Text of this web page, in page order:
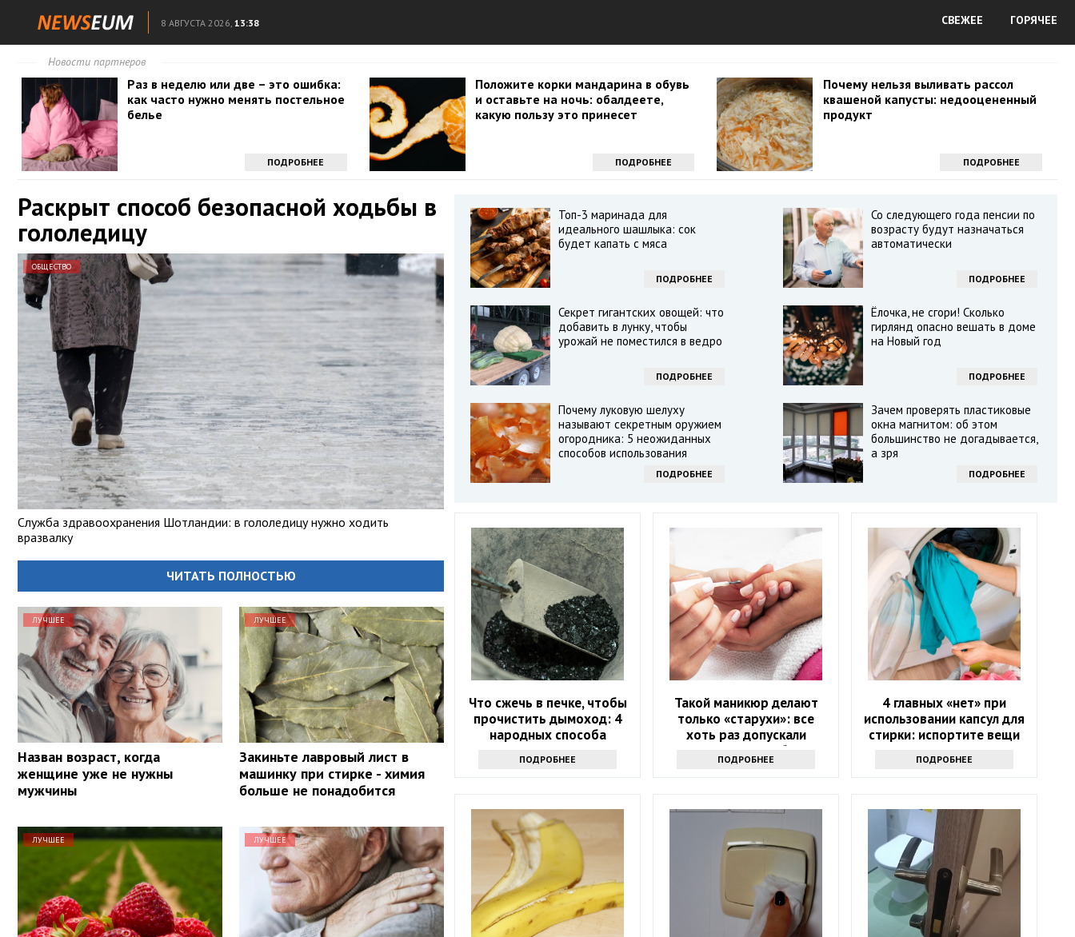
8 АВГУСТА 2026, 13:38 СВЕЖЕЕ ГОРЯЧЕЕ
Новости партнеров
Раз в неделю или две – это ошибка:
как часто нужно менять постельное
белье
ПОДРОБНЕЕ
Положите корки мандарина в обувь
и оставьте на ночь: обалдеете,
какую пользу это принесет
ПОДРОБНЕЕ
Почему нельзя выливать рассол
квашеной капусты: недооцененный
продукт
ПОДРОБНЕЕ
Раскрыт способ безопасной ходьбы в
гололедицу
ОБЩЕСТВО
Служба здравоохранения Шотландии: в гололедицу нужно ходить
вразвалку
ЧИТАТЬ ПОЛНОСТЬЮ
ЛУЧШЕЕ
Назван возраст, когда
женщине уже не нужны
мужчины
ЛУЧШЕЕ
Закиньте лавровый лист в
машинку при стирке - химия
больше не понадобится
ЛУЧШЕЕ ЛУЧШЕЕ
Топ-3 маринада для
идеального шашлыка: сок
будет капать с мяса
ПОДРОБНЕЕ
Со следующего года пенсии по
возрасту будут назначаться
автоматически
ПОДРОБНЕЕ
Секрет гигантских овощей: что
добавить в лунку, чтобы
урожай не поместился в ведро
ПОДРОБНЕЕ
Ёлочка, не сгори! Сколько
гирлянд опасно вешать в доме
на Новый год
ПОДРОБНЕЕ
Почему луковую шелуху
называют секретным оружием
огородника: 5 неожиданных
способов использования
ПОДРОБНЕЕ
Зачем проверять пластиковые
окна магнитом: об этом
большинство не догадывается,
а зря
ПОДРОБНЕЕ
Что сжечь в печке, чтобы
прочистить дымоход: 4
народных способа
ПОДРОБНЕЕ
Такой маникюр делают
только «старухи»: все
хоть раз допускали
позорные ошибки
ПОДРОБНЕЕ
4 главных «нет» при
использовании капсул для
стирки: испортите вещи
ПОДРОБНЕЕ